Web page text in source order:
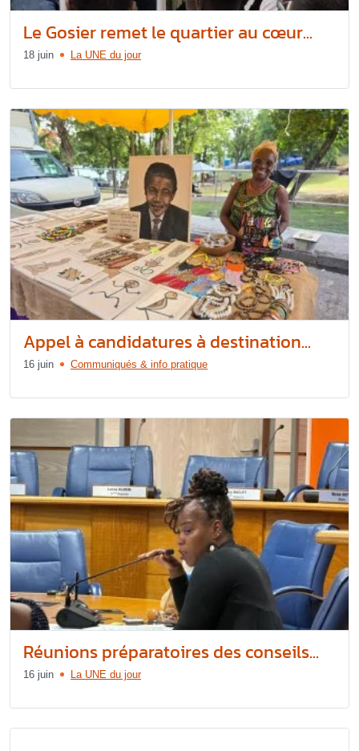
Le Gosier remet le quartier au cœur...
18 juin La UNE du jour
Appel à candidatures à destination...
16 juin Communiqués & info pratique
Réunions préparatoires des conseils...
16 juin La UNE du jour